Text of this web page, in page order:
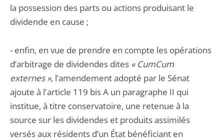
la possession des parts ou actions produisant le
dividende en cause ;
- enfin, en vue de prendre en compte les opérations
d’arbitrage de dividendes dites « CumCum
externes », l’amendement adopté par le Sénat
ajoute à l'article 119 bis A un paragraphe II qui
institue, à titre conservatoire, une retenue à la
source sur les dividendes et produits assimilés
versés aux résidents d’un État bénéficiant en